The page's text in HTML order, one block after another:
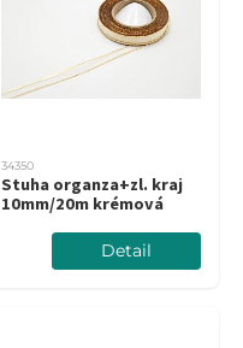
34350
Stuha organza+zl. kraj
10mm/20m krémová
Detail